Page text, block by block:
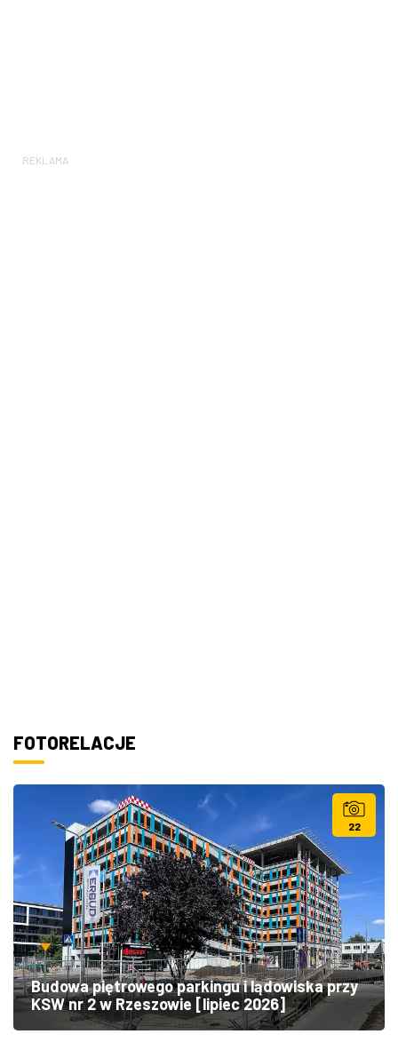
REKLAMA
FOTORELACJE
22
Budowa piętrowego parkingu i lądowiska przy
KSW nr 2 w Rzeszowie [lipiec 2026]